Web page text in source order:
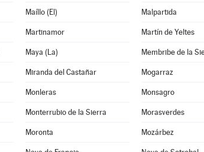
Maíllo (El) Malpartida
Martinamor Martín de Yeltes
Maya (La) Membribe de la
Miranda del Castañar Mogarraz
Monleras Monsagro
Monterrubio de la Sierra Morasverdes
Moronta Mozárbez